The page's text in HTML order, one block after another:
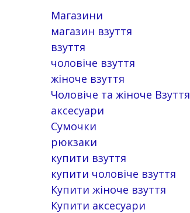
Магазини
магазин взуття
взуття
чоловіче взуття
жіноче взуття
Чоловіче та жіноче Взуття
аксесуари
Сумочки
рюкзаки
купити взуття
купити чоловіче взуття
Купити жіноче взуття
Купити аксесуари